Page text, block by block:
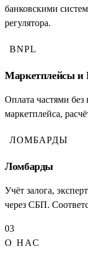
банковскими
регулятора.
BNPL
Маркетплейсы и
Оплата частями без
маркетплейса,
ЛОМБАРДЫ
Ломбарды
Учёт залога,
через СБП.
03
О НАС